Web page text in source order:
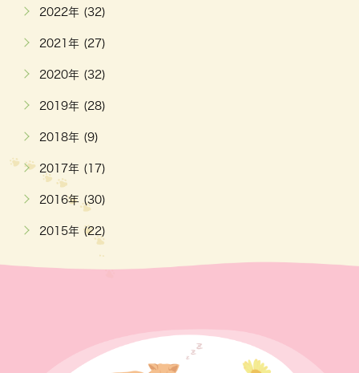
2022年 (32)
2021年 (27)
2020年 (32)
2019年 (28)
2018年 (9)
2017年 (17)
2016年 (30)
2015年 (22)